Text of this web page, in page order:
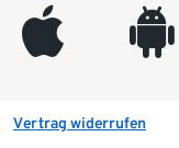
appleinc android
Vertrag widerrufen